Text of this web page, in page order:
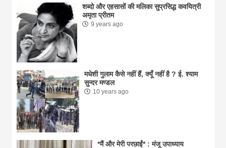
शब्दो और एहसासों की मलिका सुप्रसिद्ध कवयित्री
अमृता प्रीतम
9 years ago
मधेशी गुलाम कैसे नहीं हैं, क्यूँ नहीं है ? ई. श्याम
सुन्दर मण्डल
10 years ago
*मैं और मेरी परछाईं* : मंजू उपाध्याय